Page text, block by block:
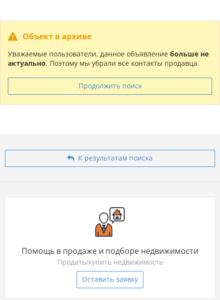
Объект в архиве
Уважаемые пользователи, данное объявление больше не
актуально. Поэтому мы убрали все контакты продавца.
Продолжить поиск
К результатам поиска
Помощь в продаже и подборе недвижимости
Продать/купить недвижимость
Оставить заявку